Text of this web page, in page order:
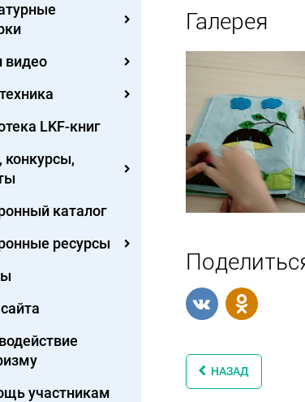
видео
LKF-книг
конкурсы,
каталог
ресурсы
участникам
Галерея
НАЗАД